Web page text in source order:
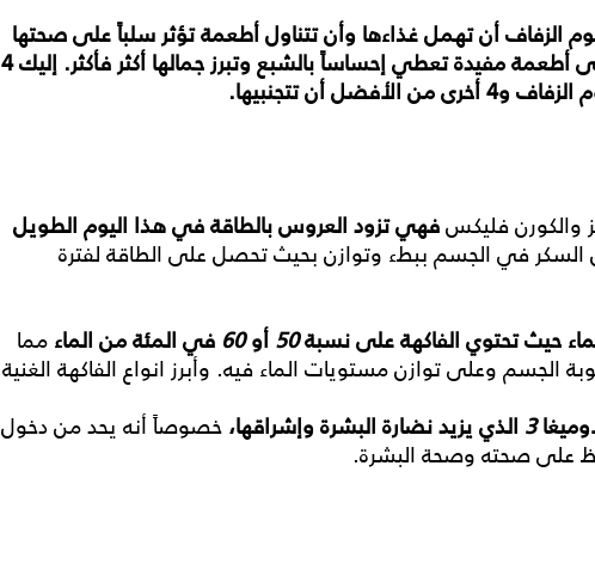
الزفافأنتهملغذاءها وأنتتناولأطعمةتؤثر سلباًعلىصحتها
أطعمةمفيدةتعطيإحساساًبالشبع وتبرز جمالها أكثر فأكثر. إليك4
الزفاف و4أخرىمن الأفضلأنتتجنبيها.
والكورن فليكسفهيتزود العروسبالطاقةفيهذا اليوم الطويل
السكر في الجسم ببطء وتوازن بحيث تحصل على الطاقة لفترة
حيثتحتوي الفاكهةعلىنسبة50 أو60 في المئةمن الماء مما
الجسم وعلى توازن مستويات الماء فيه. وأبرز انواع الفاكهة الغنية
3 الذي يزيدنضارة البشرة وإشراقها، خصوصاً أنه يحد من دخول
على صحته وصحة البشرة.